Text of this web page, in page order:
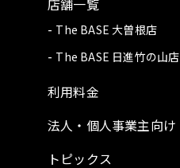
店舗一覧
The BASE 大曽根店
The BASE 日進竹の山店
利用料金
法人・個人事業主向け
トピックス